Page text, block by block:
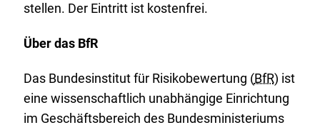
stellen. Der Eintritt ist kostenfrei.
Über das BfR
Das Bundesinstitut für Risikobewertung (BfR) ist
eine wissenschaftlich unabhängige Einrichtung
im Geschäftsbereich des Bundesministeriums